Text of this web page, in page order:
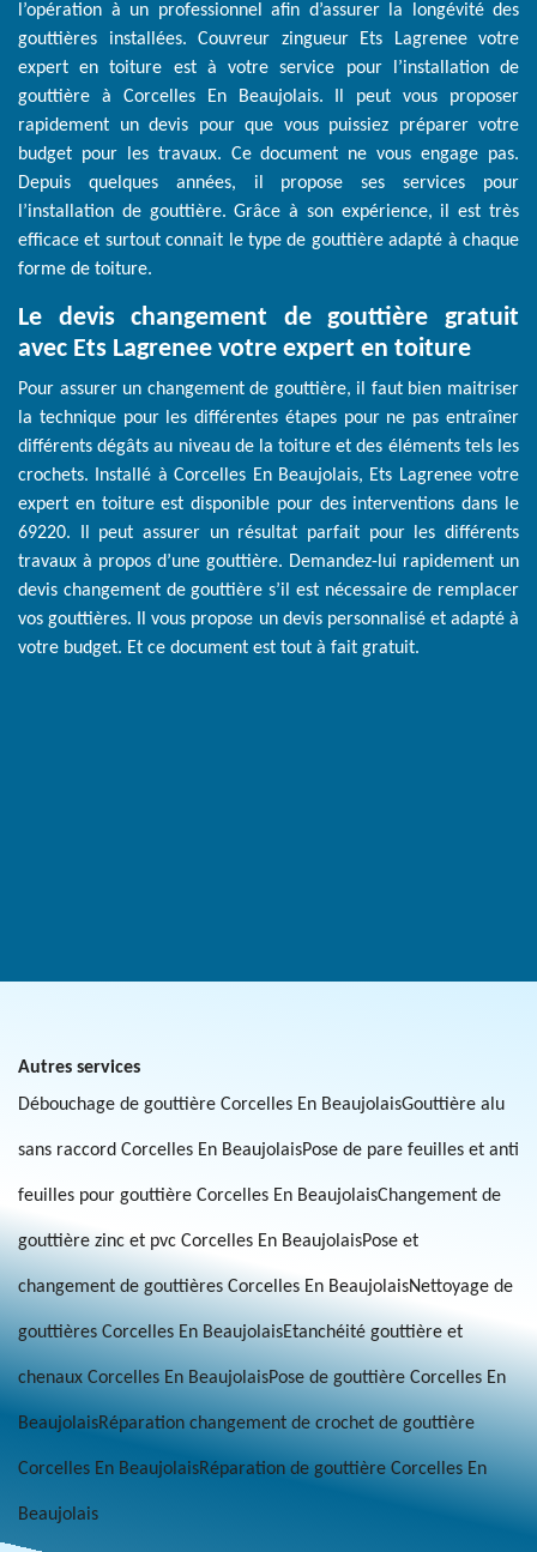
l’opération à un professionnel afin d’assurer la longévité des
gouttières installées. Couvreur zingueur Ets Lagrenee votre
expert en toiture est à votre service pour l’installation de
gouttière à Corcelles En Beaujolais. Il peut vous proposer
rapidement un devis pour que vous puissiez préparer votre
budget pour les travaux. Ce document ne vous engage pas.
Depuis quelques années, il propose ses services pour
l’installation de gouttière. Grâce à son expérience, il est très
efficace et surtout connait le type de gouttière adapté à chaque
forme de toiture.
Le devis changement de gouttière gratuit
avec Ets Lagrenee votre expert en toiture
Pour assurer un changement de gouttière, il faut bien maitriser
la technique pour les différentes étapes pour ne pas entraîner
différents dégâts au niveau de la toiture et des éléments tels les
crochets. Installé à Corcelles En Beaujolais, Ets Lagrenee votre
expert en toiture est disponible pour des interventions dans le
69220. Il peut assurer un résultat parfait pour les différents
travaux à propos d’une gouttière. Demandez-lui rapidement un
devis changement de gouttière s’il est nécessaire de remplacer
vos gouttières. Il vous propose un devis personnalisé et adapté à
votre budget. Et ce document est tout à fait gratuit.
Autres services
Débouchage de gouttière Corcelles En BeaujolaisGouttière alu
sans raccord Corcelles En BeaujolaisPose de pare feuilles et anti
feuilles pour gouttière Corcelles En BeaujolaisChangement de
gouttière zinc et pvc Corcelles En BeaujolaisPose et
changement de gouttières Corcelles En BeaujolaisNettoyage de
gouttières Corcelles En BeaujolaisEtanchéité gouttière et
chenaux Corcelles En BeaujolaisPose de gouttière Corcelles En
BeaujolaisRéparation changement de crochet de gouttière
Corcelles En BeaujolaisRéparation de gouttière Corcelles En
Beaujolais